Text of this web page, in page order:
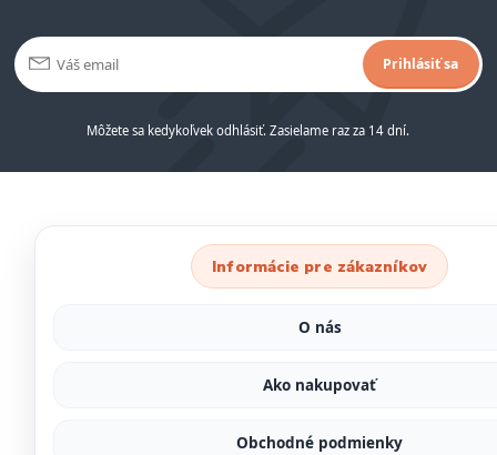
Prihlásiť sa
Môžete sa kedykoľvek odhlásiť. Zasielame raz za 14 dní.
Informácie pre zákazníkov
O nás
Ako nakupovať
Obchodné podmienky